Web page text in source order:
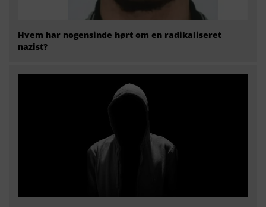
Hvem har nogensinde hørt om en radikaliseret
nazist?